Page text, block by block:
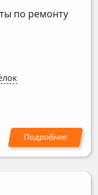
по ремонту